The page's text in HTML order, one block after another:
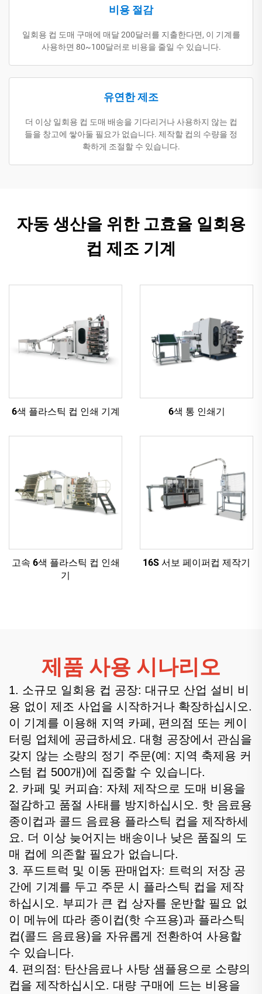
비용 절감
일회용 컵 도매 구매에 매달 200달러를 지출한다면, 이 기계를
사용하면 80~100달러로 비용을 줄일 수 있습니다.
유연한 제조
더 이상 일회용 컵 도매 배송을 기다리거나 사용하지 않는 컵
들을 창고에 쌓아둘 필요가 없습니다. 제작할 컵의 수량을 정
확하게 조절할 수 있습니다.
자동 생산을 위한 고효율 일회용
컵 제조 기계
6색 플라스틱 컵 인쇄 기계 6색 통 인쇄기
고속 6색 플라스틱 컵 인쇄
기
16S 서보 페이퍼컵 제작기
제품 사용 시나리오
1. 소규모 일회용 컵 공장: 대규모 산업 설비 비
용 없이 제조 사업을 시작하거나 확장하십시오.
이 기계를 이용해 지역 카페, 편의점 또는 케이
터링 업체에 공급하세요. 대형 공장에서 관심을
갖지 않는 소량의 정기 주문(예: 지역 축제용 커
스텀 컵 500개)에 집중할 수 있습니다.
2. 카페 및 커피숍: 자체 제작으로 도매 비용을
절감하고 품절 사태를 방지하십시오. 핫 음료용
종이컵과 콜드 음료용 플라스틱 컵을 제작하세
요. 더 이상 늦어지는 배송이나 낮은 품질의 도
매 컵에 의존할 필요가 없습니다.
3. 푸드트럭 및 이동 판매업자: 트럭의 저장 공
간에 기계를 두고 주문 시 플라스틱 컵을 제작
하십시오. 부피가 큰 컵 상자를 운반할 필요 없
이 메뉴에 따라 종이컵(핫 수프용)과 플라스틱
컵(콜드 음료용)을 자유롭게 전환하여 사용할
수 있습니다.
4. 편의점: 탄산음료나 사탕 샘플용으로 소량의
컵을 제작하십시오. 대량 구매에 드는 비용을